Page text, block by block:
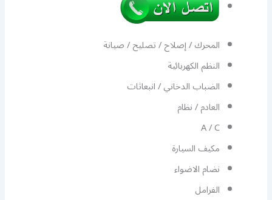
المحرك / إصلاح / تصليح / صيانة
النظم الكهربائية
الضباب الدخاني / انبعاثات
العادم / نظام
A / C
مكيف السيارة
نضام الاضواء
الفرامل